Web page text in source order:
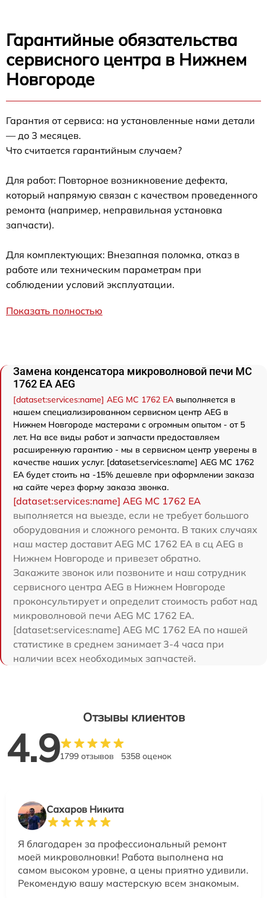
Гарантийные обязательства
сервисного центра в Нижнем
Новгороде
Гарантия от сервиса: на установленные нами детали
— до 3 месяцев.
Что считается гарантийным случаем?
Для работ: Повторное возникновение дефекта,
который напрямую связан с качеством проведенного
ремонта (например, неправильная установка
запчасти).
Для комплектующих: Внезапная поломка, отказ в
работе или техническим параметрам при
соблюдении условий эксплуатации.
Показать полностью
Замена конденсатора микроволновой печи MC
1762 EA AEG
[dataset:services:name] AEG MC 1762 EA выполняется в
нашем специализированном сервисном центр AEG в
Нижнем Новгороде мастерами с огромным опытом - от 5
лет. На все виды работ и запчасти предоставляем
расширенную гарантию - мы в сервисном центр уверены в
качестве наших услуг. [dataset:services:name] AEG MC 1762
EA будет стоить на -15% дешевле при оформлении заказа
на сайте через форму заказа звонка.
[dataset:services:name] AEG MC 1762 EA
выполняется на выезде, если не требует большого
оборудования и сложного ремонта. В таких случаях
наш мастер доставит AEG MC 1762 EA в сц AEG в
Нижнем Новгороде и привезет обратно.
Закажите звонок или позвоните и наш сотрудник
сервисного центра AEG в Нижнем Новгороде
проконсультирует и определит стоимость работ над
микроволновой печи AEG MC 1762 EA.
[dataset:services:name] AEG MC 1762 EA по нашей
статистике в среднем занимает 3-4 часа при
наличии всех необходимых запчастей.
Отзывы клиентов
4.91799 отзывов 5358 оценок
Сахаров Никита
Я благодарен за профессиональный ремонт
моей микроволновки! Работа выполнена на
самом высоком уровне, а цены приятно удивили.
Рекомендую вашу мастерскую всем знакомым.